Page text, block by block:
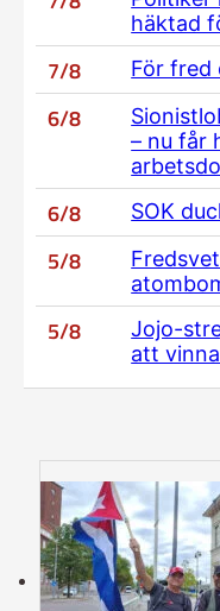
häktad
7/8 För fred
6/8
– nu får
6/8 SOK
5/8
5/8
Jojo-
att